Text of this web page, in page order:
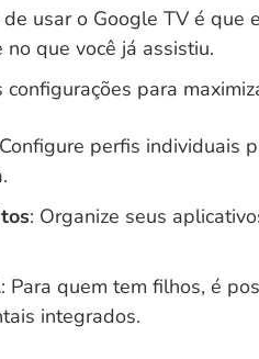
usar o Google TV é que
que você já assistiu.
para
perfis individuais
: Organize seus
: Para quem tem filhos, é
integrados.